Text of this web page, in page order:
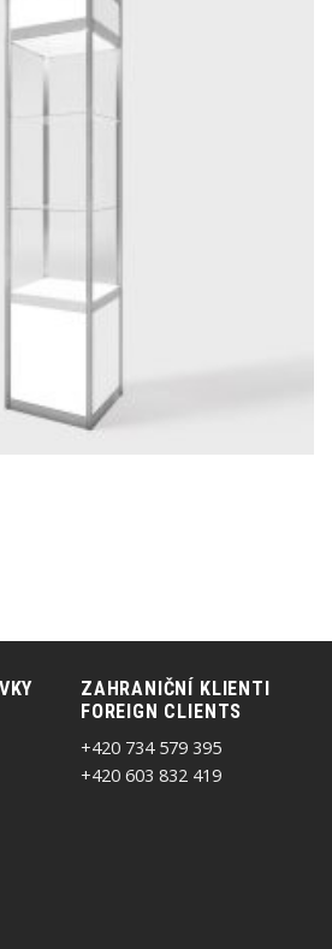
ZAHRANIČNÍ KLIENTI
FOREIGN CLIENTS
+420 734 579 395
+420 603 832 419